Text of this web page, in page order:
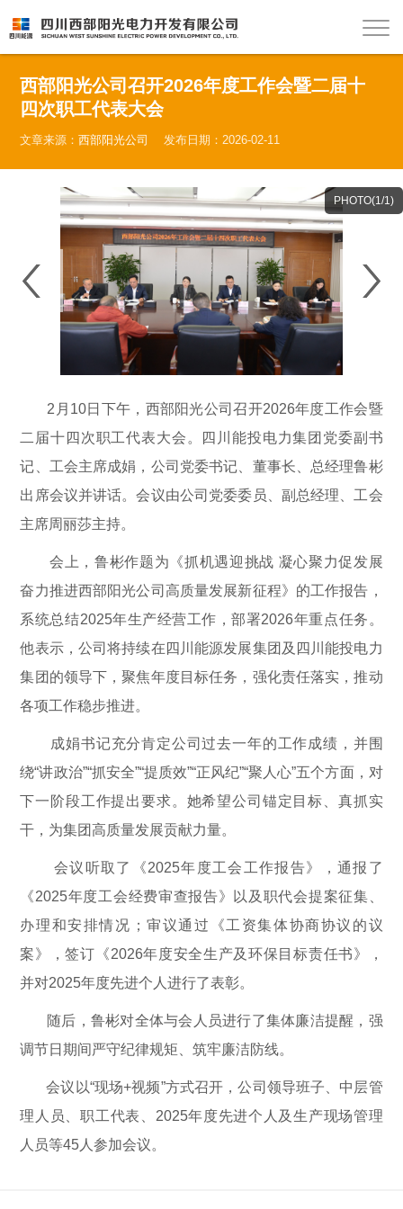
西部阳光公司召开2026年度工作会暨二届十
四次职工代表大会
文章来源：西部阳光公司 发布日期：2026-02-11
PHOTO(1 /1)
2月10日下午，西部阳光公司召开2026年度工作会暨
二届十四次职工代表大会。四川能投电力集团党委副书
记、工会主席成娟，公司党委书记、董事长、总经理鲁彬
出席会议并讲话。会议由公司党委委员、副总经理、工会
主席周丽莎主持。
会上，鲁彬作题为《抓机遇迎挑战 凝心聚力促发展
奋力推进西部阳光公司高质量发展新征程》的工作报告，
系统总结2025年生产经营工作，部署2026年重点任务。
他表示，公司将持续在四川能源发展集团及四川能投电力
集团的领导下，聚焦年度目标任务，强化责任落实，推动
各项工作稳步推进。
成娟书记充分肯定公司过去一年的工作成绩，并围
绕“讲政治”“抓安全”“提质效”“正风纪”“聚人心”五个方面，对
下一阶段工作提出要求。她希望公司锚定目标、真抓实
干，为集团高质量发展贡献力量。
会议听取了《2025年度工会工作报告》，通报了
《2025年度工会经费审查报告》以及职代会提案征集、
办理和安排情况；审议通过《工资集体协商协议的议
案》，签订《2026年度安全生产及环保目标责任书》，
并对2025年度先进个人进行了表彰。
随后，鲁彬对全体与会人员进行了集体廉洁提醒，强
调节日期间严守纪律规矩、筑牢廉洁防线。
会议以“现场+视频”方式召开，公司领导班子、中层管
理人员、职工代表、2025年度先进个人及生产现场管理
人员等45人参加会议。